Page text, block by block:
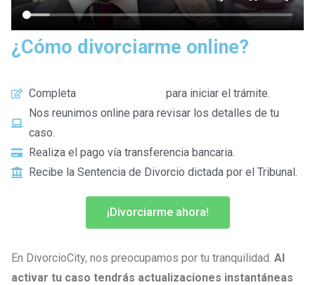
¿Cómo divorciarme online?
Completa
para iniciar el trámite.
Nos reunimos online para revisar los detalles de tu
caso.
Realiza el pago vía transferencia bancaria.
Recibe la Sentencia de Divorcio dictada por el Tribunal.
¡Divorciarme ahora!
En DivorcioCity, nos preocupamos por tu tranquilidad. Al
activar tu caso tendrás actualizaciones instantáneas